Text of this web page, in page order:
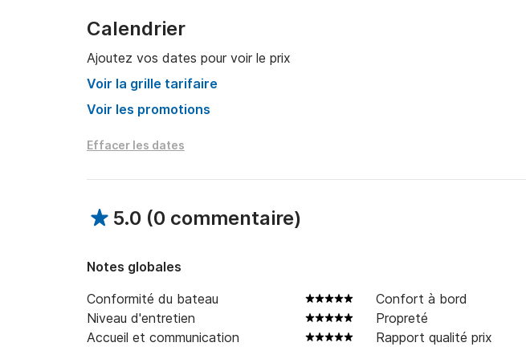
Calendrier
Ajoutez vos dates pour voir le prix
Voir la grille tarifaire
Voir les promotions
Effacer les dates
5.0 (0 commentaire)
Notes globales
Conformité du bateau
Confort à bord
Niveau d'entretien
Propreté
Accueil et communication
Rapport qualité prix